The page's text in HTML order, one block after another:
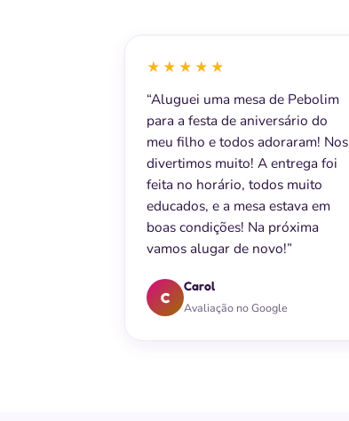
★★★★★
“Aluguei uma mesa de Pebolim
para a festa de aniversário do
meu filho e todos adoraram! Nos
divertimos muito! A entrega foi
feita no horário, todos muito
educados, e a mesa estava em
boas condições! Na próxima
vamos alugar de novo!”
C
Carol
Avaliação no Google